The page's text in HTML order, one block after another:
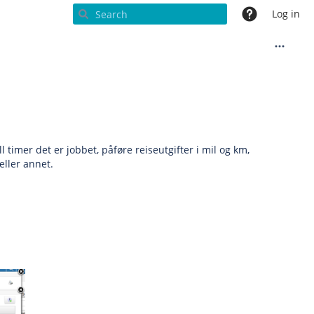
Log in
timer det er jobbet, påføre reiseutgifter i mil og km,
annet.